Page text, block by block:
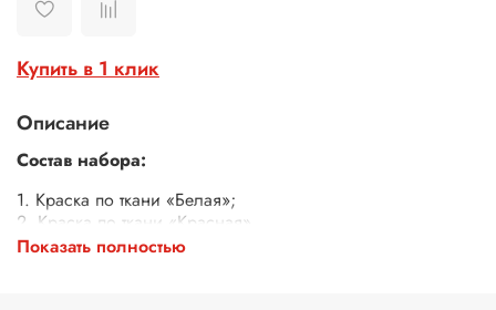
Купить в 1 клик
Описание
Состав набора:
1. Краска по ткани «Белая»;
2. Краска по ткани «Красная».
Объем банок: 50 мл.
Показать полностью